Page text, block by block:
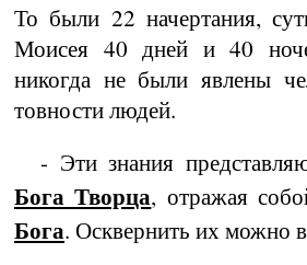
То были 22 начертания,
Моисея 40 дней и 40
никогда не были яв­лены
товности людей.
- Эти знания
Бога Творца, отражая
Бога. Осквернить их можно